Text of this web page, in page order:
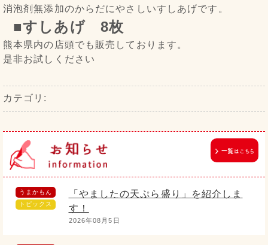
消泡剤無添加のからだにやさしいすしあげです。
■すしあげ 8枚
熊本県内の店頭でも販売しております。
是非お試しください
カテゴリ:
うまかもん
トピックス
「やましたの天ぷら盛り」を紹介しま
す！
2026年08月5日